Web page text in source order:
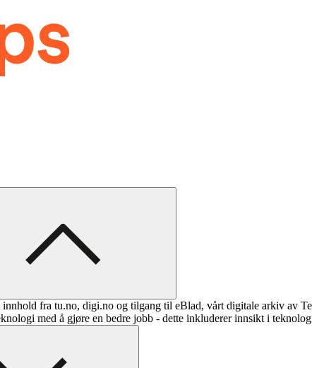
fra tu.no, digi.no og tilgang til eBlad, vårt digitale arkiv av
med å gjøre en bedre jobb - dette inkluderer innsikt i